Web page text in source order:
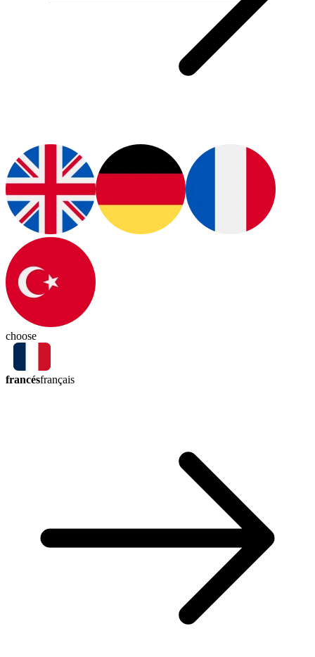
choose
francésfrançais